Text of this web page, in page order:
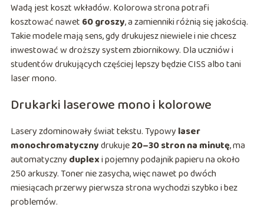
Wadą jest koszt wkładów. Kolorowa strona potrafi
kosztować nawet 60 groszy, a zamienniki różnią się jakością.
Takie modele mają sens, gdy drukujesz niewiele i nie chcesz
inwestować w droższy system zbiornikowy. Dla uczniów i
studentów drukujących częściej lepszy będzie CISS albo tani
laser mono.
Drukarki laserowe mono i kolorowe
Lasery zdominowały świat tekstu. Typowy laser
monochromatycznydrukuje20–30 stron na minutę, ma
automatyczny duplexi pojemny podajnik papieru na około
250 arkuszy. Toner nie zasycha, więc nawet po dwóch
miesiącach przerwy pierwsza strona wychodzi szybko i bez
problemów.